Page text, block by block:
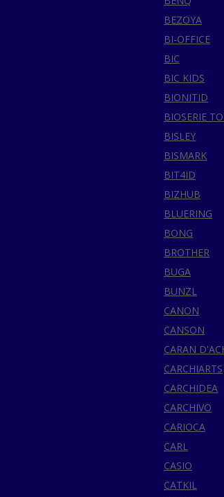
BEZOYA
BI-OFFICE
BIC
BIC KIDS
BIONITID
BIOSERIE
BISLEY
BISMARK
BIT4ID
BIZHUB
BLUERING
BONG
BROTHER
BUGA
BUNZL
CANON
CANSON
CARAN
CARCHIARTS
CARCHIDEA
CARCHIVO
CARIOCA
CARL
CASIO
CATKIL